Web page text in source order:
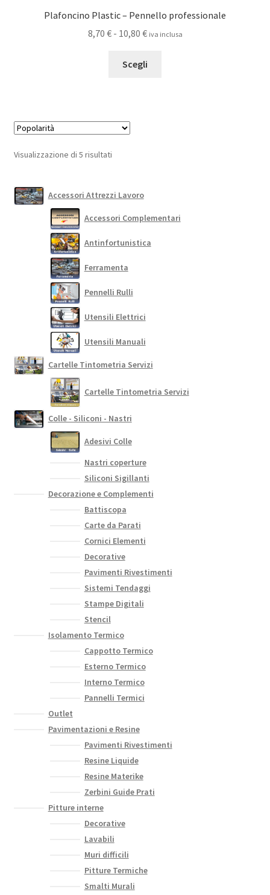
Plafoncino Plastic – Pennello professionale
8,70 € - 10,80 €Fascia
prezzo:
iva inclusa
Scegli
pagina
Visualizzazione di 5 risultatiPopolarità
Accessori Attrezzi Lavoro
Accessori Complementari
Antinfortunistica
Ferramenta
Pennelli Rulli
Utensili Elettrici
Utensili Manuali
Cartelle Tintometria Servizi
Cartelle Tintometria Servizi
Colle - Siliconi - Nastri
Adesivi Colle
Nastri coperture
Siliconi Sigillanti
Decorazione e Complementi
Battiscopa
Carte da Parati
Cornici Elementi
Decorative
Pavimenti Rivestimenti
Sistemi Tendaggi
Stampe Digitali
Stencil
Isolamento Termico
Cappotto Termico
Esterno Termico
Interno Termico
Pannelli Termici
Outlet
Pavimentazioni e Resine
Pavimenti Rivestimenti
Resine Liquide
Resine Materike
Zerbini Guide Prati
Pitture interne
Decorative
Lavabili
Muri difficili
Pitture Termiche
Smalti Murali